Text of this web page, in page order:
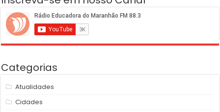
Categorias
Atualidades
Cidades